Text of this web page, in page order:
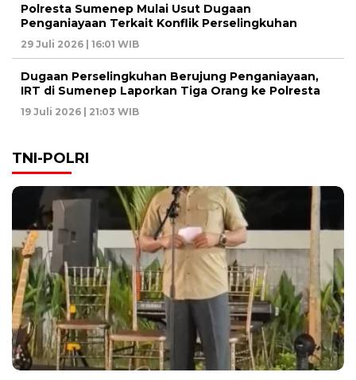
Polresta Sumenep Mulai Usut Dugaan
Penganiayaan Terkait Konflik Perselingkuhan
29 Juli 2026 | 16:01 WIB
Dugaan Perselingkuhan Berujung Penganiayaan,
IRT di Sumenep Laporkan Tiga Orang ke Polresta
19 Juli 2026 | 21:03 WIB
TNI-POLRI